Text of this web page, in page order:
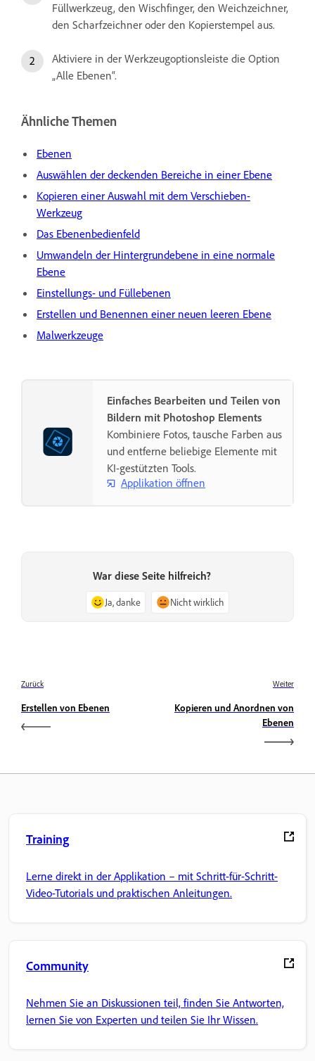
Füllwerkzeug, den Wischfinger, den Weichzeichner,
den Scharfzeichner oder den Kopierstempel aus.
Aktiviere in der Werkzeugoptionsleiste die Option
„Alle Ebenen“.
Ähnliche Themen
Ebenen
Auswählen der deckenden Bereiche in einer Ebene
Kopieren einer Auswahl mit dem Verschieben-
Werkzeug
Das Ebenenbedienfeld
Umwandeln der Hintergrundebene in eine normale
Ebene
Einstellungs- und Füllebenen
Erstellen und Benennen einer neuen leeren Ebene
Malwerkzeuge
Einfaches Bearbeiten und Teilen von
Bildern mit Photoshop Elements
Kombiniere Fotos, tausche Farben aus
und entferne beliebige Elemente mit
KI-gestützten Tools.
Applikation öffnen
War diese Seite hilfreich?
Ja, danke Nicht wirklich
Zurück
Erstellen von Ebenen
Weiter
Kopieren und Anordnen von
Ebenen
Training
Lerne direkt in der Applikation – mit Schritt-für-Schritt-
Video-Tutorials und praktischen Anleitungen.
Community
Nehmen Sie an Diskussionen teil, finden Sie Antworten,
lernen Sie von Experten und teilen Sie Ihr Wissen.